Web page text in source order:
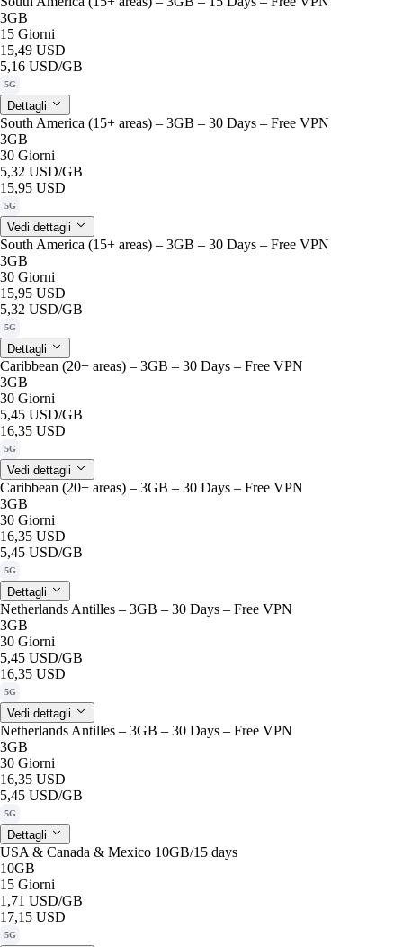
3GB
15 Giorni
15,49 USD
5,16 USD/GB
5G
Dettagli
South America (15+ areas) – 3GB – 30 Days – Free VPN
3GB
30 Giorni
5,32 USD/GB
15,95 USD
5G
Vedi dettagli
South America (15+ areas) – 3GB – 30 Days – Free VPN
3GB
30 Giorni
15,95 USD
5,32 USD/GB
5G
Dettagli
Caribbean (20+ areas) – 3GB – 30 Days – Free VPN
3GB
30 Giorni
5,45 USD/GB
16,35 USD
5G
Vedi dettagli
Caribbean (20+ areas) – 3GB – 30 Days – Free VPN
3GB
30 Giorni
16,35 USD
5,45 USD/GB
5G
Dettagli
Netherlands Antilles – 3GB – 30 Days – Free VPN
3GB
30 Giorni
5,45 USD/GB
16,35 USD
5G
Vedi dettagli
Netherlands Antilles – 3GB – 30 Days – Free VPN
3GB
30 Giorni
16,35 USD
5,45 USD/GB
5G
Dettagli
USA & Canada & Mexico 10GB/15 days
10GB
15 Giorni
1,71 USD/GB
17,15 USD
5G